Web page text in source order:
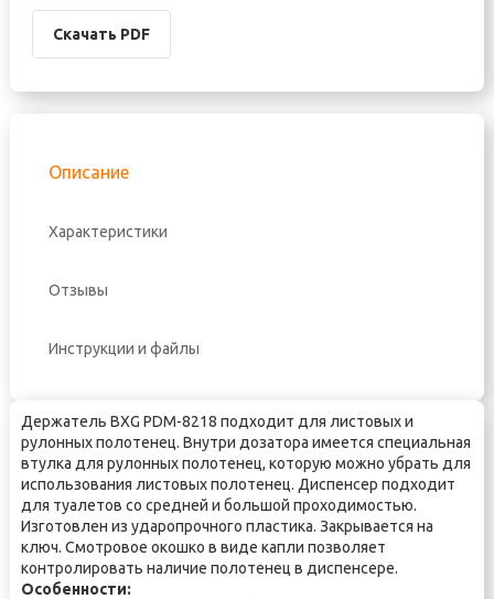
Скачать PDF
Описание
Характеристики
Отзывы
Инструкции и файлы
Держатель BXG PDM-8218 подходит для листовых и
рулонных полотенец. Внутри дозатора имеется специальная
втулка для рулонных полотенец, которую можно убрать для
использования листовых полотенец. Диспенсер подходит
для туалетов со средней и большой проходимостью.
Изготовлен из ударопрочного пластика. Закрывается на
ключ. Смотровое окошко в виде капли позволяет
контролировать наличие полотенец в диспенсере.
Особенности: